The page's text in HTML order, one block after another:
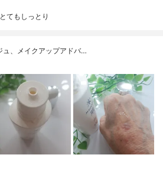
てもしっとり
ュ、メイクアップアドバ…